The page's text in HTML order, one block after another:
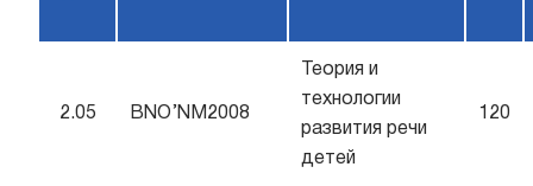
2.05 BNO’NM2008
Теория и
технологии
развития речи
детей
120